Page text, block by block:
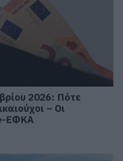
2026: Πότε
– Οι
ΕΦΚΑ